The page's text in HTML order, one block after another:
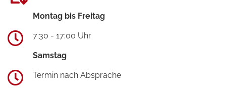
Montag bis Freitag
7:30 - 17:00 Uhr
Samstag
Termin nach Absprache